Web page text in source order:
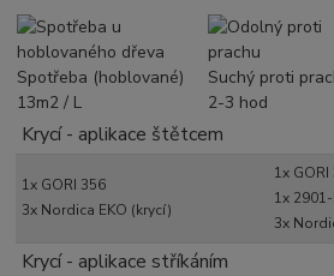
ŠTĚTCEM
Pro
vrstvy 3x
pistolí
Tloušťka
cca 100 -
Spotřeba (hoblované)
13m2 / L
Suchý proti
2-3 hod
Krycí - aplikace štětcem
1x GORI 356
3x Nordica EKO (krycí)
1x GORI
1x
3x
Krycí - aplikace stříkáním